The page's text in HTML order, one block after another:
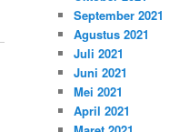
September 2021
Agustus 2021
Juli 2021
Juni 2021
Mei 2021
April 2021